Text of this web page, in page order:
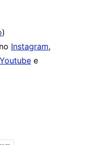
)
Instagram,
Youtubee